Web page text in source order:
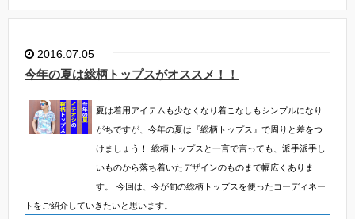
2016.07.05
今年の夏は総柄トップスがオススメ！！
夏は着用アイテムも少なくなり着こなしもシンプルになり
がちですが、今年の夏は『総柄トップス』で周りと差をつ
けましょう！
総柄トップスと一言で言っても、派手派手し
いものから落ち着いたデザインのものまで幅広くありま
す。
今回は、今が旬の総柄トップスを使ったコーディネー
トをご紹介していきたいと思います。